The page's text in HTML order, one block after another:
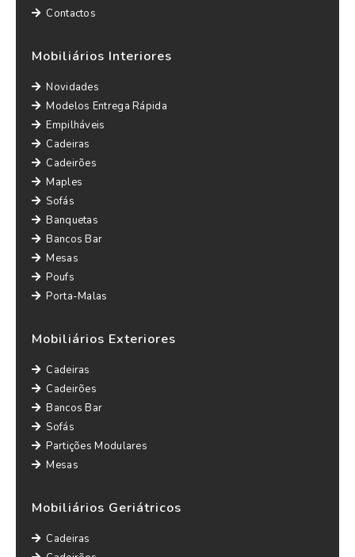
Contactos
Mobiliários Interiores
Novidades
Modelos Entrega Rápida
Empilháveis
Cadeiras
Cadeirões
Maples
Sofás
Banquetas
Bancos Bar
Mesas
Poufs
Porta-Malas
Mobiliários Exteriores
Cadeiras
Cadeirões
Bancos Bar
Sofás
Partições Modulares
Mesas
Mobiliários Geriátricos
Cadeiras